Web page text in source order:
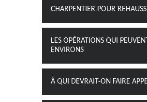
CHARPENTIER POUR
LES OPÉRATIONS QUI
ENVIRONS
À QUI DEVRAIT-ON FAIRE